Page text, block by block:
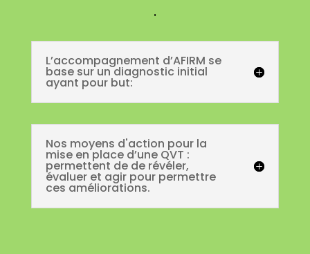
.
L’accompagnement d’AFIRM se
base sur un diagnostic initial
ayant pour but:
Nos moyens d'action pour la
mise en place d’une QVT :
permettent de de révéler,
évaluer et agir pour permettre
ces améliorations.